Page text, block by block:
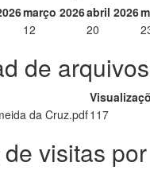
março 2026abril 2026
12 20
de arquivos
da Cruz.pdf117
visitas